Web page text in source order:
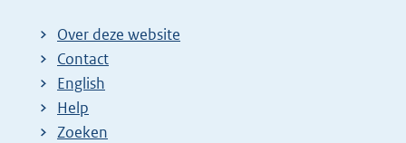
Over deze website
Contact
English
Help
Zoeken